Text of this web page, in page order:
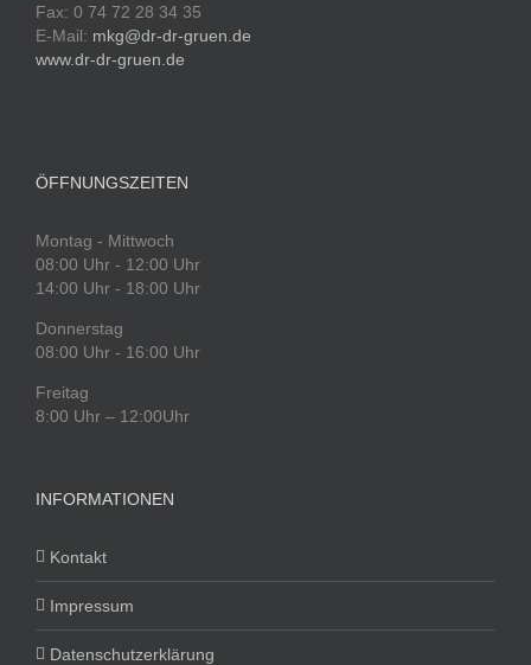
Fax: 0 74 72 28 34 35
E-Mail: mkg@dr-dr-gruen.de
www.dr-dr-gruen.de
ÖFFNUNGSZEITEN
Montag - Mittwoch
08:00 Uhr - 12:00 Uhr
14:00 Uhr - 18:00 Uhr
Donnerstag
08:00 Uhr - 16:00 Uhr
Freitag
8:00 Uhr – 12:00Uhr
INFORMATIONEN
Kontakt
Impressum
Datenschutzerklärung